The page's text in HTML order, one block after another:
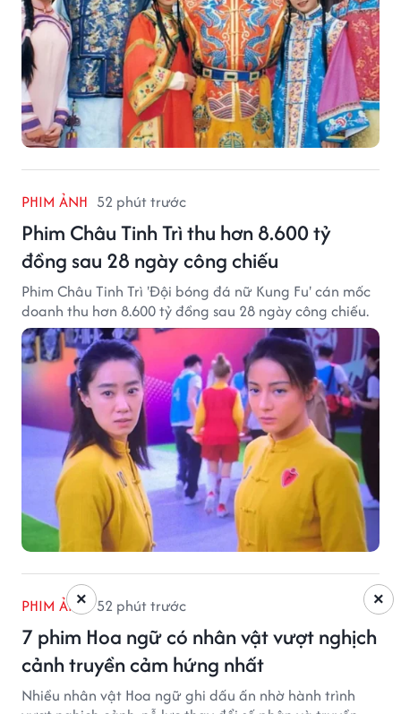
PHIM ẢNH 52 phút trước
Phim Châu Tinh Trì thu hơn 8.600 tỷ
đồng sau 28 ngày công chiếu
Phim Châu Tinh Trì 'Đội bóng đá nữ Kung Fu' cán mốc
doanh thu hơn 8.600 tỷ đồng sau 28 ngày công chiếu.
PHIM ẢNH 52 phút trước
7 phim Hoa ngữ có nhân vật vượt nghịch
cảnh truyền cảm hứng nhất
Nhiều nhân vật Hoa ngữ ghi dấu ấn nhờ hành trình
×
×